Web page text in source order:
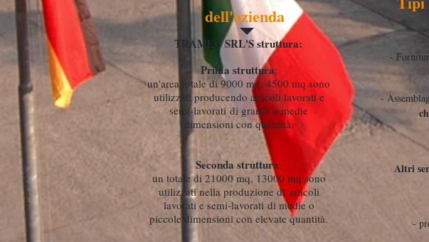
dell'azienda
TRAMEC SRL'S struttura:
Prima struttura:
un'area totale di 9000 mq, 4500 mq sono
utilizzati producendo articoli lavorati e
semi-lavorati di grandi o medie
dimensioni con quantità.
Seconda struttura:
un totale di 21000 mq, 13000 mq sono
utilizzati nella produzione di articoli
lavorati e semi-lavorati di medie o
piccole dimensioni con elevate quantità.
-
-
Altri
-